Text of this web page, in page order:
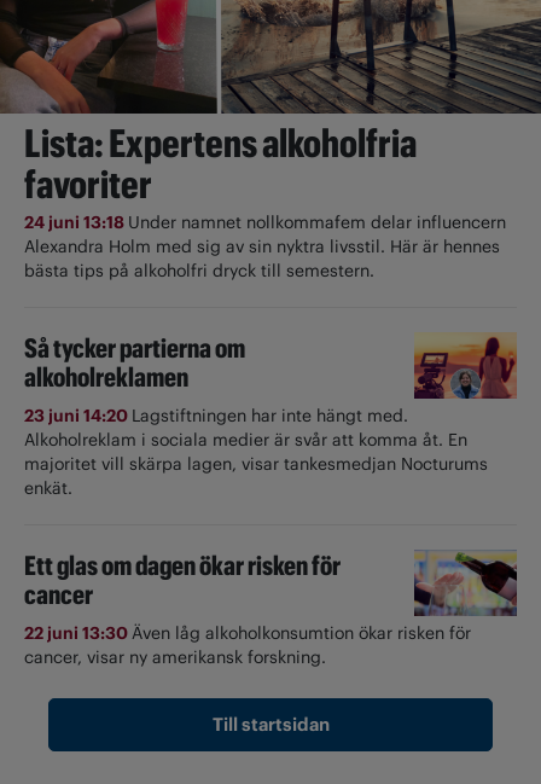
Lista: Expertens alkoholfria
favoriter
24 juni 13:18 Under namnet nollkommafem delar influencern
Alexandra Holm med sig av sin nyktra livsstil. Här är hennes
bästa tips på alkoholfri dryck till semestern.
Så tycker partierna om
alkoholreklamen
23 juni 14:20 Lagstiftningen har inte hängt med.
Alkoholreklam i sociala medier är svår att komma åt. En
majoritet vill skärpa lagen, visar tankesmedjan Nocturums
enkät.
Ett glas om dagen ökar risken för
cancer
22 juni 13:30Även låg alkoholkonsumtion ökar risken för
cancer, visar ny amerikansk forskning.
Till startsidan